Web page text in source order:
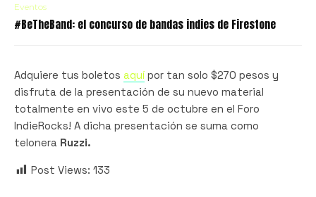
Eventos
#BeTheBand: el concurso de bandas indies de Firestone
Adquiere tus boletos aquí por tan solo $270 pesos y
disfruta de la presentación de su nuevo material
totalmente en vivo este 5 de octubre en el Foro
IndieRocks! A dicha presentación se suma como
telonera Ruzzi.
Post Views: 133